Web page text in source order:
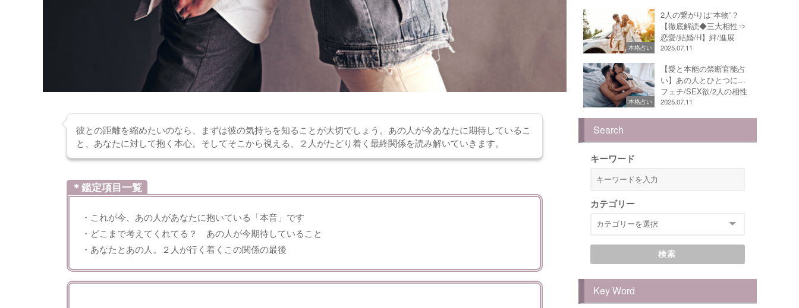
彼との距離を縮めたいのなら、まずは彼の気持ちを知ることが大切でしょう。あの人が今あなたに期待しているこ
と、あなたに対して抱く本心。そしてそこから視える、２人がたどり着く最終関係を読み解いていきます。
＊鑑定項目一覧
・これが今、あの人があなたに抱いている「本音」です
・どこまで考えてくれてる？ あの人が今期待していること
・あなたとあの人。２人が行く着くこの関係の最後
本格占い
2人の繋がりは“本物”？
【徹底解読◆三大相性⇒
恋愛/結婚/H】絆/進展
2025.07.11
本格占い
【愛と本能の禁断官能占
い】あの人とひとつに…
フェチ/SEX欲/2人の相性
2025.07.11
Search
キーワード
カテゴリー
検索
Key Word